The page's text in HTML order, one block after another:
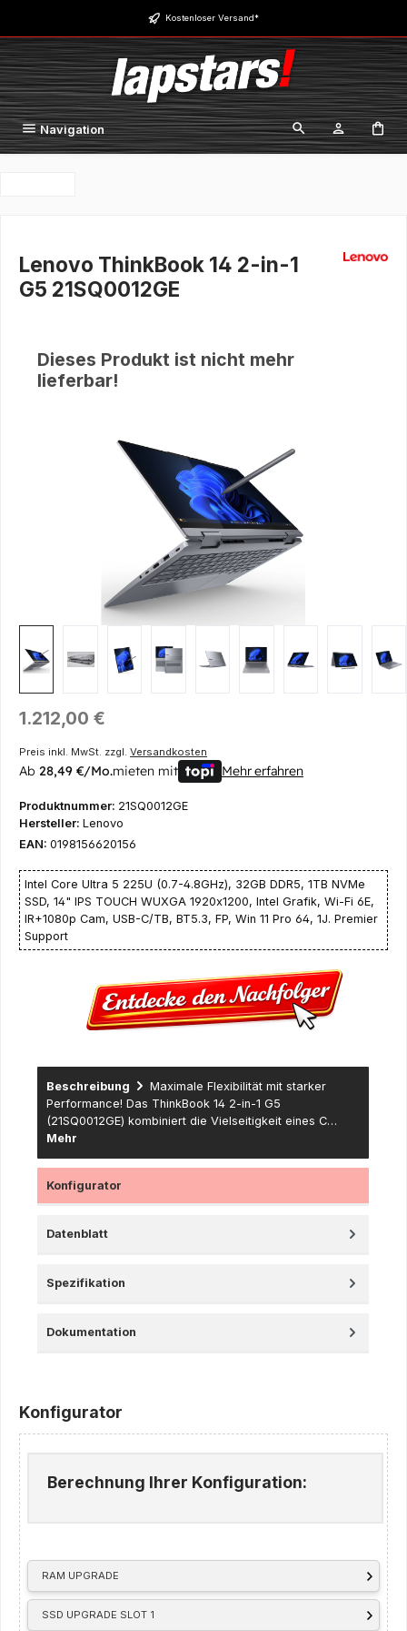
Zum Hauptinhalt springen Kostenloser Versand*
Navigation
Lenovo ThinkBook 14 2-in-1
G5 21SQ0012GE
Dieses Produkt ist nicht mehr
lieferbar!
Regulärer Preis:
1.212,00 €
Preis inkl. MwSt. zzgl. Versandkosten
Ab 28,49 €/Mo.mieten mit Mehr erfahren
Produktnummer: 21SQ0012GE
Hersteller: Lenovo
EAN: 0198156620156
Intel Core Ultra 5 225U (0.7-4.8GHz), 32GB DDR5, 1TB NVMe
SSD, 14" IPS TOUCH WUXGA 1920x1200, Intel Grafik, Wi-Fi 6E,
IR+1080p Cam, USB-C/TB, BT5.3, FP, Win 11 Pro 64, 1J. Premier
Support
Beschreibung
Maximale Flexibilität mit starker
Performance! Das ThinkBook 14 2-in-1 G5
(21SQ0012GE) kombiniert die Vielseitigkeit eines C…
Mehr
Konfigurator
Datenblatt
Spezifikation
Dokumentation
Konfigurator
RAM UPGRADE
SSD UPGRADE SLOT 1
Berechnung Ihrer Konfiguration: